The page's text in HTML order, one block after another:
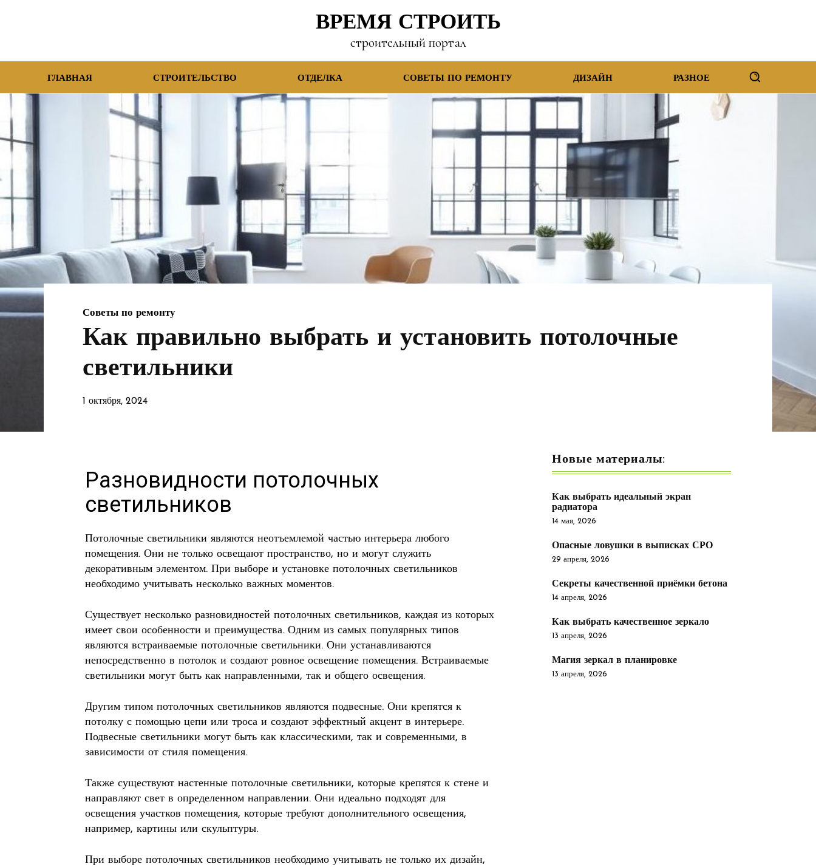
ВРЕМЯ СТРОИТЬ
строительный портал
ГЛАВНАЯ СТРОИТЕЛЬСТВО ОТДЕЛКА СОВЕТЫ ПО РЕМОНТУ ДИЗАЙН РАЗНОЕ
Советы по ремонту
Как правильно выбрать и установить потолочные
светильники
1 октября, 2024
Разновидности потолочных
светильников
Потолочные светильники являются неотъемлемой частью интерьера любого
помещения. Они не только освещают пространство, но и могут служить
декоративным элементом. При выборе и установке потолочных светильников
необходимо учитывать несколько важных моментов.
Существует несколько разновидностей потолочных светильников, каждая из которых
имеет свои особенности и преимущества. Одним из самых популярных типов
являются встраиваемые потолочные светильники. Они устанавливаются
непосредственно в потолок и создают ровное освещение помещения. Встраиваемые
светильники могут быть как направленными, так и общего освещения.
Другим типом потолочных светильников являются подвесные. Они крепятся к
потолку с помощью цепи или троса и создают эффектный акцент в интерьере.
Подвесные светильники могут быть как классическими, так и современными, в
зависимости от стиля помещения.
Также существуют настенные потолочные светильники, которые крепятся к стене и
направляют свет в определенном направлении. Они идеально подходят для
освещения участков помещения, которые требуют дополнительного освещения,
например, картины или скульптуры.
При выборе потолочных светильников необходимо учитывать не только их дизайн,
Новые материалы:
Как выбрать идеальный экран
радиатора
14 мая, 2026
Опасные ловушки в выписках СРО
29 апреля, 2026
Секреты качественной приёмки бетона
14 апреля, 2026
Как выбрать качественное зеркало
13 апреля, 2026
Магия зеркал в планировке
13 апреля, 2026